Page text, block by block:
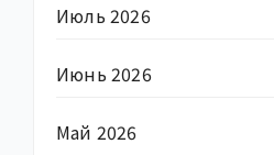
Июль 2026
Июнь 2026
Май 2026